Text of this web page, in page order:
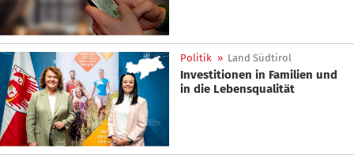
Politik » Land Südtirol
Investitionen in Familien und
in die Lebensqualität